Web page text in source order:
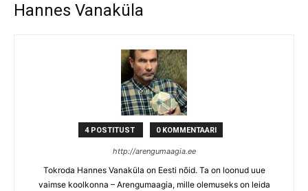
Hannes Vanaküla
4 POSTITUST 0 KOMMENTAARI
http://arengumaagia.ee
Tokroda Hannes Vanaküla on Eesti nõid. Ta on loonud uue
vaimse koolkonna – Arengumaagia, mille olemuseks on leida